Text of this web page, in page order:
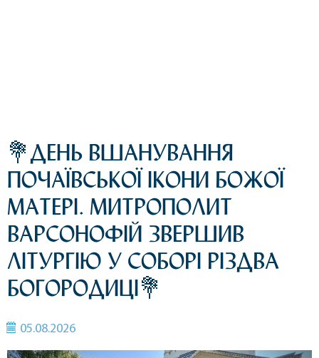
💐ДЕНЬ ВШАНУВАННЯ
ПОЧАЇВСЬКОЇ ІКОНИ БОЖОЇ
МАТЕРІ. МИТРОПОЛИТ
ВАРСОНОФІЙ ЗВЕРШИВ
ЛІТУРГІЮ У СОБОРІ РІЗДВА
БОГОРОДИЦІ💐
05.08.2026